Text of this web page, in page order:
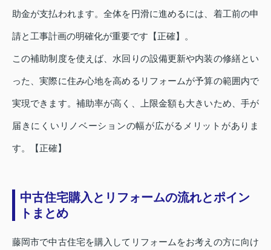
助金が支払われます。全体を円滑に進めるには、着工前の申
請と工事計画の明確化が重要です【正確】。
この補助制度を使えば、水回りの設備更新や内装の修繕とい
った、実際に住み心地を高めるリフォームが予算の範囲内で
実現できます。補助率が高く、上限金額も大きいため、手が
届きにくいリノベーションの幅が広がるメリットがありま
す。【正確】
中古住宅購入とリフォームの流れとポイン
トまとめ
藤岡市で中古住宅を購入してリフォームをお考えの方に向け